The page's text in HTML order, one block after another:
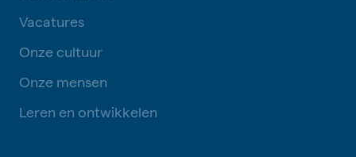
Vacatures
Onze cultuur
Onze mensen
Leren en ontwikkelen